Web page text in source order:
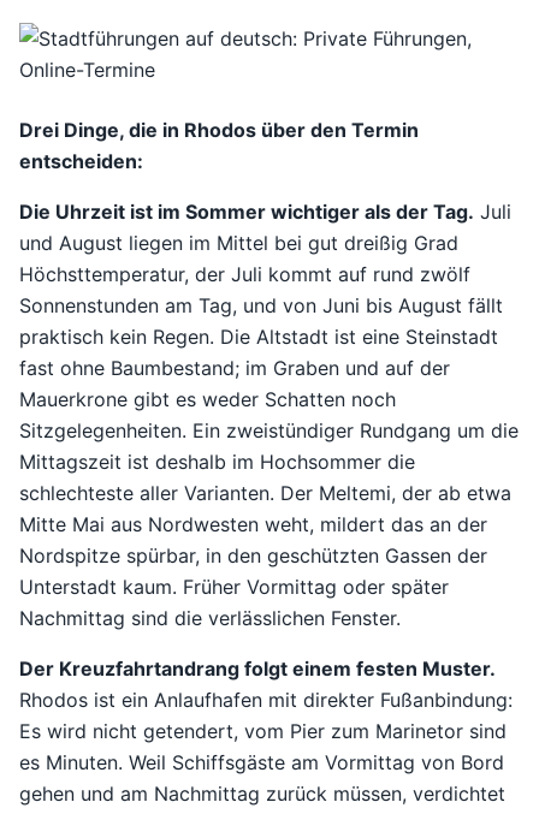
Drei Dinge, die in Rhodos über den Termin
entscheiden:
Die Uhrzeit ist im Sommer wichtiger als der Tag. Juli
und August liegen im Mittel bei gut dreißig Grad
Höchsttemperatur, der Juli kommt auf rund zwölf
Sonnenstunden am Tag, und von Juni bis August fällt
praktisch kein Regen. Die Altstadt ist eine Steinstadt
fast ohne Baumbestand; im Graben und auf der
Mauerkrone gibt es weder Schatten noch
Sitzgelegenheiten. Ein zweistündiger Rundgang um die
Mittagszeit ist deshalb im Hochsommer die
schlechteste aller Varianten. Der Meltemi, der ab etwa
Mitte Mai aus Nordwesten weht, mildert das an der
Nordspitze spürbar, in den geschützten Gassen der
Unterstadt kaum. Früher Vormittag oder später
Nachmittag sind die verlässlichen Fenster.
Der Kreuzfahrtandrang folgt einem festen Muster.
Rhodos ist ein Anlaufhafen mit direkter Fußanbindung:
Es wird nicht getendert, vom Pier zum Marinetor sind
es Minuten. Weil Schiffsgäste am Vormittag von Bord
gehen und am Nachmittag zurück müssen, verdichtet